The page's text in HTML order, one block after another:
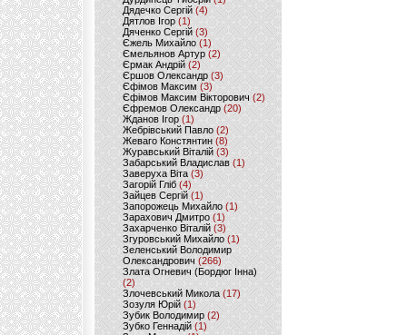
Дядечко Сергій (4)
Дятлов Ігор (1)
Дяченко Сергій (3)
Єжель Михайло (1)
Ємельянов Артур (2)
Єрмак Андрій (2)
Єршов Олександр (3)
Єфімов Максим (3)
Єфімов Максим Вікторович (2)
Єфремов Олександр (20)
Жданов Ігор (1)
Жебрівський Павло (2)
Жеваго Констянтин (8)
Журавський Віталій (3)
Забарський Владислав (1)
Заверуха Віта (3)
Загорій Гліб (4)
Зайцев Сергій(1)
Запорожець Михайло (1)
Зарахович Дмитро (1)
Захарченко Віталій (3)
Згуровський Михайло (1)
Зеленський Володимир
Олександрович (266)
Злата Огневич (Бордюг Інна)
(2)
Злочевський Микола(17)
Зозуля Юрій (1)
Зубик Володимир (2)
Зубко Геннадій (1)